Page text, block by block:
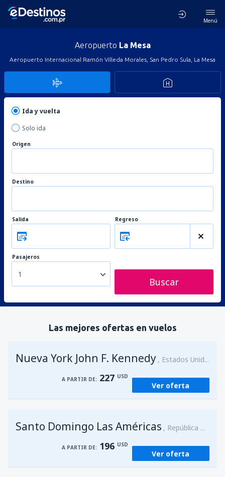
Menú
Aeropuerto La Mesa
Aeropuerto Internacional Ramón Villeda Morales, San Pedro Sula, La Mesa
Ida y vuelta
Solo ida
Origen
Destino
Salida Regreso
Pasajeros
1
Buscar
Las mejores ofertas en vuelos
Nueva York John F. Kennedy Estados Unidos
A PARTIR DE: 227 USD
Ver oferta
Santo Domingo Las Américas República Dominicana
A PARTIR DE: 196 USD
Ver oferta